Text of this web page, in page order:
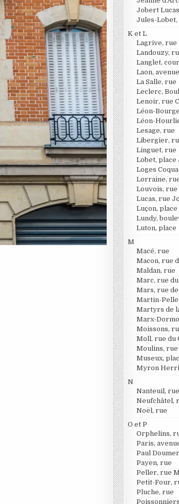
Jobert
Jules-Lobet,
K et L
Lagrive, rue
Landouzy,
Langlet,
Laon,
La Salle, rue
Leclerc,
Lenoir, rue
Léon-
Léon-
Lesage, rue
Libergier,
Linguet, rue
Lobet, place
Loges
Lorraine,
Louvois, rue
Lucas, rue
Luçon,
Lundy,
Luton, place
M
Macé, rue
Macon, rue
Maldan, rue
Marc, rue du
Mars, rue de
Martin-
Martyrs de
Marx-
Moissons,
Moll, rue du
Moulins, rue
Museux,
Myron
N
Nanteuil, rue
Neufchâtel,
Noël, rue
O et P
Orphelins,
Paris,
Paul
Payen, rue
Peller, rue
Petit-Four,
Pluche, rue